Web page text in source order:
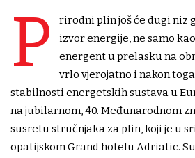
P
rirodni plin još će dugi niz
izvor energije, ne samo
energent u prelasku na
vrlo vjerojatno i nakon
stabilnosti energetskih sustava u
na jubilarnom, 40. Međunarodnom
susretu stručnjaka za plin, koji je u
opatijskom Grand hotelu Adriatic.